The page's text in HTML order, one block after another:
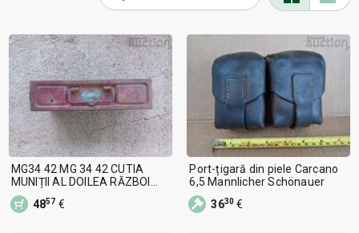
MG34 42 MG 34 42 CUTIA
MUNIȚII AL DOILEA RĂZBOI
GAZ
4857 €
Port-țigară din piele Carcano
6,5 Mannlicher Schönauer
3630 €